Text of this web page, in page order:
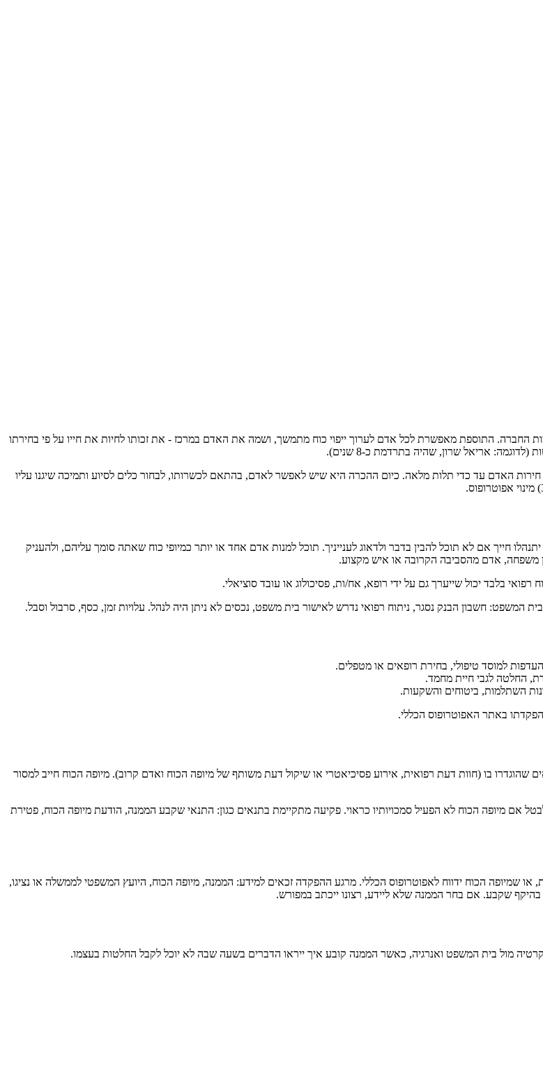
חשוב בהתקדמות החברה. התוספת מאפשרת לכל אדם לערוך ייפוי כוח מתמשך, ושמה את האדם במרכז - את זכותו לחיות את חייו על פי בחירתו
אריאל שרון, שהיה בתרדמת כ-8 שנים).
האדם עד כדי תלות מלאה. כיום ההכרה היא שיש לאפשר לאדם, בהתאם לכשרותו, לבחור כלים לסיוע ותמיכה שיגנו עליו
חייך אם לא תוכל להבין בדבר ולדאוג לענייניך. תוכל למנות אדם אחד או יותר כמיופי כוח שאתה סומך עליהם, ולהעניק
בן משפחה, אדם מהסביבה הקרובה או איש מקצוע.
בלבד יכול שייערך גם על ידי רופא, אח/ות, פסיכולוג או עובד סוציאלי.
חשבון הבנק נסגר, ניתוח רפואי נדרש לאישור בית משפט, נכסים לא ניתן היה לנהל. עלויות זמן, כסף, סרבול וסבל.
למוסד טיפולי, בחירת רופאים או מטפלים.
דת, החלטה לגבי חיית מחמד.
השתלמות, ביטוחים והשקעות.
הפקדתו באתר האפוטרופוס הכללי.
שהוגדרו בו (חוות דעת רפואית, אירוע פסיכיאטרי או שיקול דעת משותף של מיופה הכוח ואדם קרוב). מיופה הכוח חייב למסור
מיופה הכוח לא הפעיל סמכויותיו כראוי. פקיעה מתקיימת בתנאים כגון: התנאי שקבע הממנה, הודעת מיופה הכוח, פטירת
או שמיופה הכוח ידווח לאפוטרופוס הכללי. מרגע ההפקדה זכאים למידע: הממנה, מיופה הכוח, היועץ המשפטי לממשלה או נציגו,
בהיקף שקבע. אם בחר הממנה שלא ליידע, רצונו ייכתב במפורש.
מול בית המשפט ואנרגיה, כאשר הממנה קובע איך ייראו הדברים בשעה שבה לא יוכל לקבל החלטות בעצמו.